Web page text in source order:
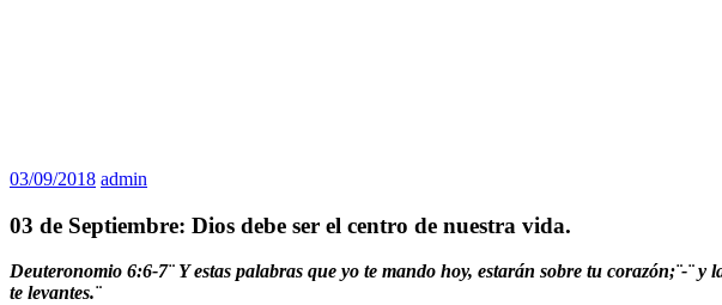
03/09/2018 admin
03 de Septiembre: Dios debe ser el centro de nuestra vida.
Deuteronomio 6:6-7¨ Y estas palabras que yo te mando hoy, estarán sobre tu corazón;¨-¨
te levantes.¨